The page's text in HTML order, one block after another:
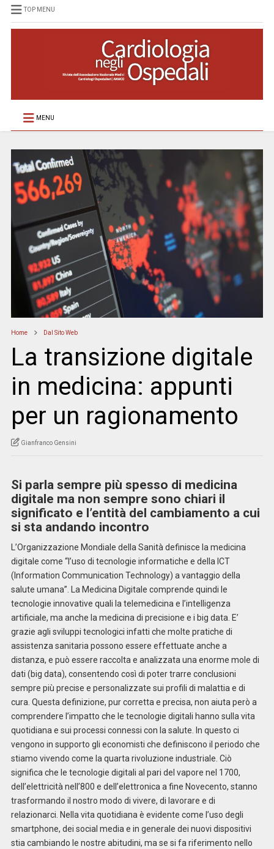
TOP MENU
MENU
Home Dal Sito Web
La transizione digitale
in medicina: appunti
per un ragionamento
Gianfranco Gensini
Si parla sempre più spesso di medicina
digitale ma non sempre sono chiari il
significato e l’entità del cambiamento a cui
si sta andando incontro
L’Organizzazione Mondiale della Sanità definisce la medicina
digitale come “l’uso di tecnologie informatiche e della ICT
(Information Communication Technology) a vantaggio della
salute umana”. La Medicina Digitale comprende quindi le
tecnologie innovative quali la telemedicina e l’intelligenza
artificiale, ma anche la medicina di precisione e i big data. E’
grazie agli sviluppi tecnologici infatti che molte pratiche di
assistenza sanitaria possono essere effettuate anche a
distanza, e può essere raccolta e analizzata una enorme mole di
dati (big data), consentendo così di poter trarre conclusioni
sempre più precise e personalizzate sui profili di malattia e di
cura. Questa definizione, pur corretta e precisa, non aiuta però a
comprendere l’impatto che le tecnologie digitali hanno sulla vita
quotidiana e sui processi connessi con la salute. In questo ci
vengono in supporto gli economisti che definiscono il periodo che
stiamo vivendo come la quarta rivoluzione industriale. Ciò
significa che le tecnologie digitali al pari del vapore nel 1700,
dell’elettricità nell’800 e dell’elettronica a fine Novecento, stanno
trasformando il nostro modo di vivere, di lavorare e di
relazionarci. Nella vita quotidiana è evidente come l’uso degli
smartphone, dei social media e in generale dei nuovi dispositivi
stia cambiando le nostre abitudini, ma se si fa riferimento nello